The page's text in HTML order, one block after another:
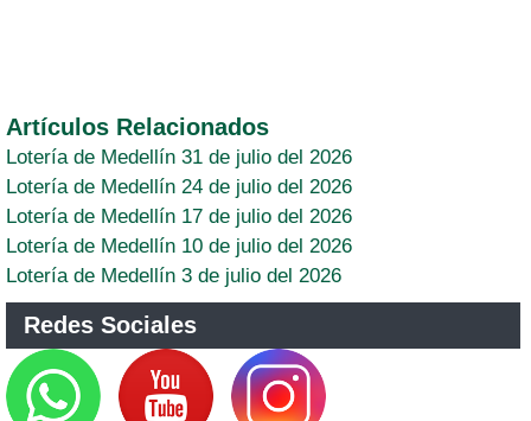
Artículos Relacionados
Lotería de Medellín 31 de julio del 2026
Lotería de Medellín 24 de julio del 2026
Lotería de Medellín 17 de julio del 2026
Lotería de Medellín 10 de julio del 2026
Lotería de Medellín 3 de julio del 2026
Redes Sociales